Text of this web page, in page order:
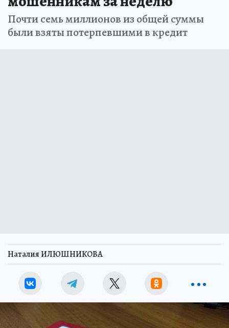
Почти семь миллионов из общей суммы
были взяты потерпевшими в кредит
Наталия ИЛЮШНИКОВА